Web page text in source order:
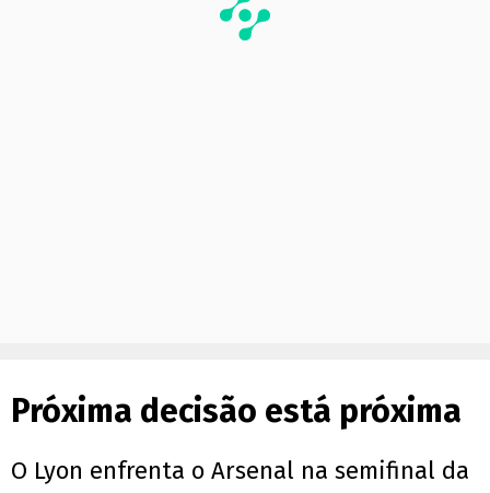
Próxima decisão está próxima
O Lyon enfrenta o Arsenal na semifinal da